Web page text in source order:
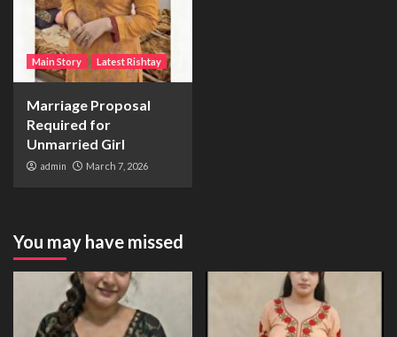
Main Story Latest Rishtay
Marriage Proposal
Required for
Unmarried Girl
admin March 7, 2026
You may have missed